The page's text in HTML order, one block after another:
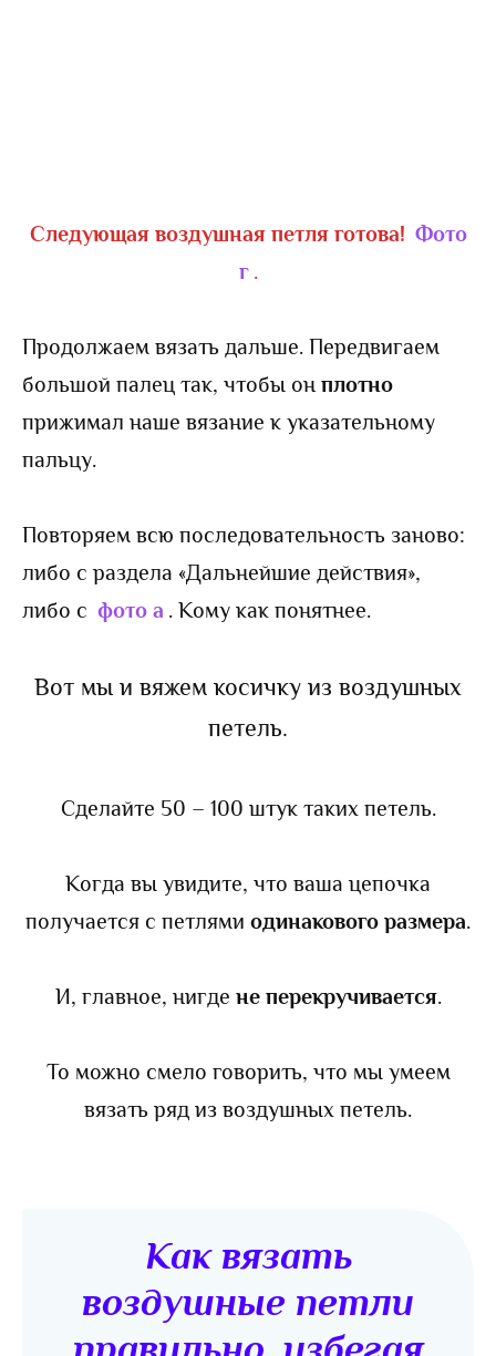
Следующая воздушная петля готова! Фото
г .
Продолжаем вязать дальше. Передвигаем
большой палец так, чтобы он плотно
прижимал наше вязание к указательному
пальцу.
Повторяем всю последовательность заново:
либо с раздела «Дальнейшие действия»,
либо с фото а . Кому как понятнее.
Вот мы и вяжем косичку из воздушных
петель.
Сделайте 50 – 100 штук таких петель.
Когда вы увидите, что ваша цепочка
получается с петлями одинакового размера.
И, главное, нигде не перекручивается.
То можно смело говорить, что мы умеем
вязать ряд из воздушных петель.
Как вязать
воздушные петли